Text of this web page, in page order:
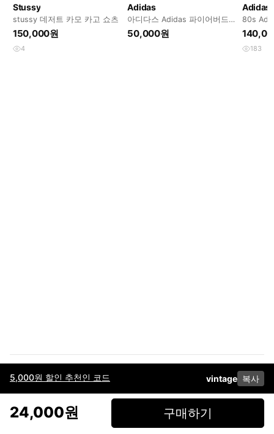
5,000원 할인 추천인 코드 vintage 복사
24,000원 구매하기
Stussy
stussy 데저트 카모 카고 쇼츠
150,000원
4
Adidas
아디다스 Adidas 파이어버드
숏 팬츠 블랙 IU2425
50,000원
Adidas
80s
183
이용약관고객센터판매개인정보 처리방침사업자 정보다운로드
페이스북